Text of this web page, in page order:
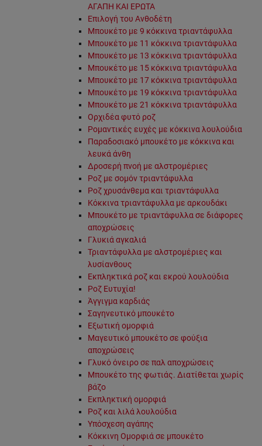
ΑΓΑΠΗ ΚΑΙ ΕΡΩΤΑ
Επιλογή του Ανθοδέτη
Μπουκέτο με 9 κόκκινα τριαντάφυλλα
Μπουκέτο με 11 κόκκινα τριαντάφυλλα
Μπουκέτο με 13 κόκκινα τριαντάφυλλα
Μπουκέτο με 15 κόκκινα τριαντάφυλλα
Μπουκέτο με 17 κόκκινα τριαντάφυλλα
Μπουκέτο με 19 κόκκινα τριαντάφυλλα
Μπουκέτο με 21 κόκκινα τριαντάφυλλα
Ορχιδέα φυτό ροζ
Ρομαντικές ευχές με κόκκινα λουλούδια
Παραδοσιακό μπουκέτο με κόκκινα και
λευκά άνθη
Δροσερή πνοή με αλστρομέριες
Ροζ με σομόν τριαντάφυλλα
Ροζ χρυσάνθεμα και τριαντάφυλλα
Κόκκινα τριαντάφυλλα με αρκουδάκι
Μπουκέτο με τριαντάφυλλα σε διάφορες
αποχρώσεις
Γλυκιά αγκαλιά
Τριαντάφυλλα με αλστρομέριες και
λυσίανθους
Εκπληκτικά ροζ και εκρού λουλούδια
Ροζ Ευτυχία!
Άγγιγμα καρδιάς
Σαγηνευτικό μπουκέτο
Εξωτική ομορφιά
Μαγευτικό μπουκέτο σε φούξια
αποχρώσεις
Γλυκό όνειρο σε παλ αποχρώσεις
Μπουκέτο της φωτιάς. Διατίθεται χωρίς
βάζο
Εκπληκτική ομορφιά
Ροζ και λιλά λουλούδια
Υπόσχεση αγάπης
Κόκκινη Ομορφιά σε μπουκέτο